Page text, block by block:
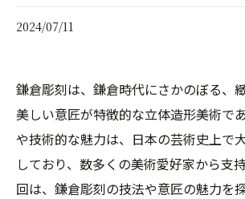
2024/07/11
鎌倉彫刻は、鎌倉時代にさかのぼる、
美しい意匠が特徴的な立体造形美術で
や技術的な魅力は、日本の芸術史上で
しており、数多くの美術愛好家から支
回は、鎌倉彫刻の技法や意匠の魅力を